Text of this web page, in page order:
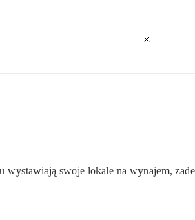
swoje lokale na wynajem,